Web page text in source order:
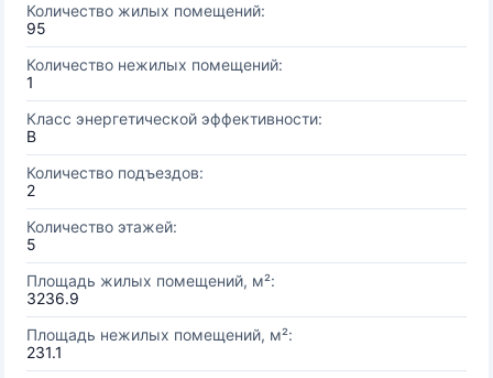
Количество жилых помещений:
95
Количество нежилых помещений:
1
Класс энергетической эффективности:
B
Количество подъездов:
2
Количество этажей:
5
Площадь жилых помещений, м²:
3236.9
Площадь нежилых помещений, м²:
231.1